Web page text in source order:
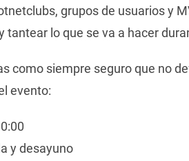
grupos de usuarios y
tantear lo que se va a hacer
como siempre seguro que no
evento:
y desayuno